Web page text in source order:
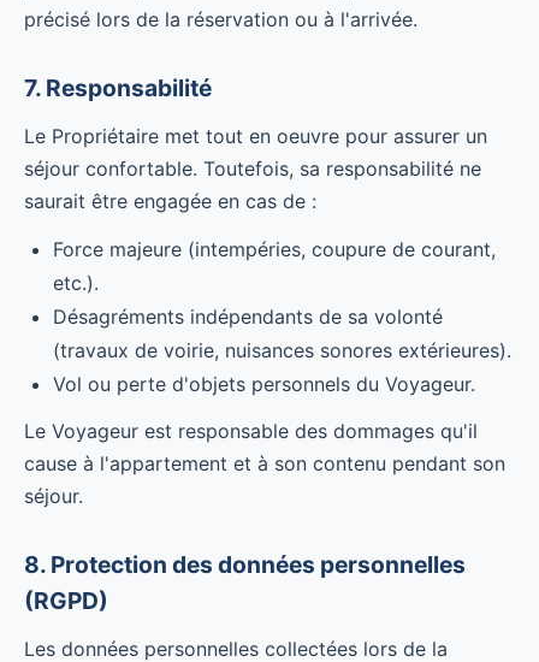
précisé lors de la réservation ou à l'arrivée.
7. Responsabilité
Le Propriétaire met tout en oeuvre pour assurer un
séjour confortable. Toutefois, sa responsabilité ne
saurait être engagée en cas de :
Force majeure (intempéries, coupure de courant,
etc.).
Désagréments indépendants de sa volonté
(travaux de voirie, nuisances sonores extérieures).
Vol ou perte d'objets personnels du Voyageur.
Le Voyageur est responsable des dommages qu'il
cause à l'appartement et à son contenu pendant son
séjour.
8. Protection des données personnelles
(RGPD)
Les données personnelles collectées lors de la